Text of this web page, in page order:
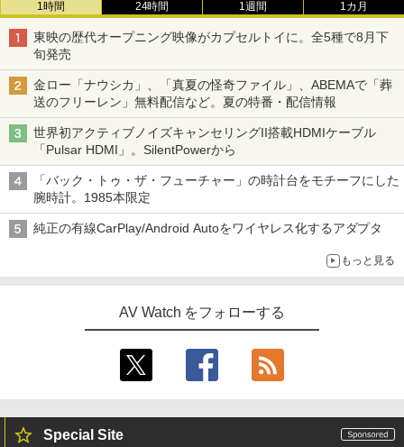
1時間 24時間 1週間 1カ月
東映の歴代オープニング映像がカプセルトイに。全5種で8月下
旬発売
金ロー「ナウシカ」、「真夏の怪奇ファイル」、ABEMAで「葬
送のフリーレン」無料配信など。夏の特番・配信情報
世界初アクティブノイズキャンセリングII搭載HDMIケーブル
「Pulsar HDMI」。SilentPowerから
「バック・トゥ・ザ・フューチャー」の時計台をモチーフにした
腕時計。1985本限定
純正の有線CarPlay/Android Autoをワイヤレス化するアダプタ
もっと見る
AV Watch をフォローする
Special Site